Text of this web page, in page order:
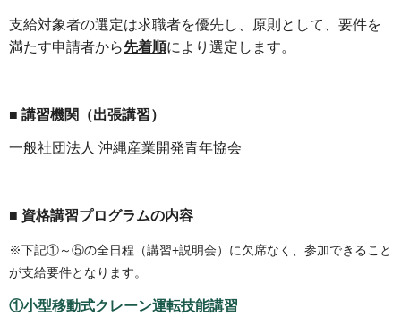
支給対象者の選定は求職者を優先し、原則として、要件を
満たす申請者から先着順により選定します。
■ 講習機関（出張講習）
一般社団法人 沖縄産業開発青年協会
■ 資格講習プログラムの内容
※下記①～⑤の全日程（講習+説明会）に欠席なく、参加できること
が支給要件となります。
①小型移動式クレーン運転技能講習